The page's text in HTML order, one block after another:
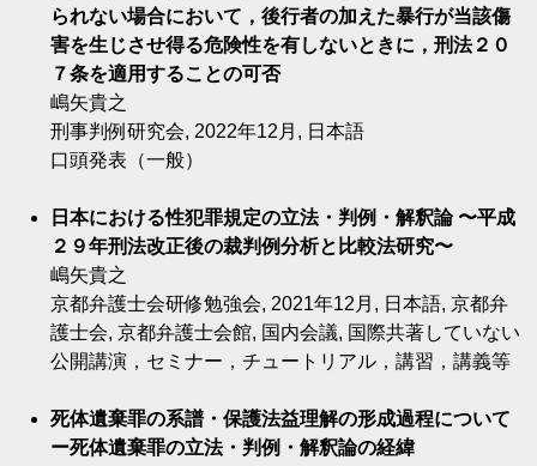
られない場合において，後行者の加えた暴行が当該傷
害を生じさせ得る危険性を有しないときに，刑法２０
７条を適用することの可否
嶋矢貴之
刑事判例研究会, 2022年12月, 日本語
口頭発表（一般）
日本における性犯罪規定の立法・判例・解釈論 〜平成
２９年刑法改正後の裁判例分析と比較法研究〜
嶋矢貴之
京都弁護士会研修勉強会, 2021年12月, 日本語, 京都弁
護士会, 京都弁護士会館, 国内会議, 国際共著していない
公開講演，セミナー，チュートリアル，講習，講義等
死体遺棄罪の系譜・保護法益理解の形成過程について
ー死体遺棄罪の立法・判例・解釈論の経緯